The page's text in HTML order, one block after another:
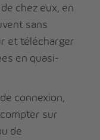
chez eux, en
sans
et télécharger
en quasi-
connexion,
sur
de